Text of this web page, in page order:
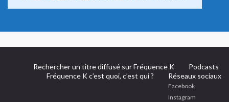
Rechercher un titre diffusé sur Fréquence K
Podcasts
Fréquence K c’est quoi, c’est qui ?
Réseaux sociaux
Facebook
Instagram